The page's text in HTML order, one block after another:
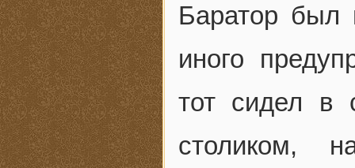
Баратор был
иного
тот сидел в
столиком,